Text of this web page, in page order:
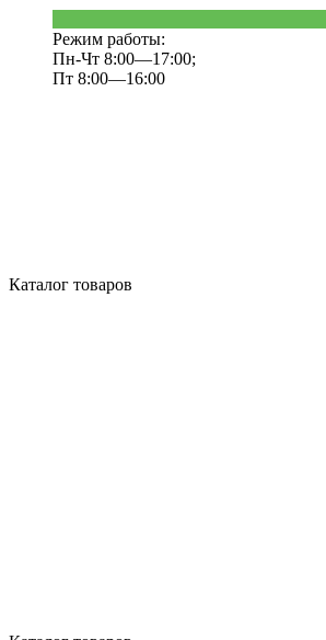
Режим работы:
Пн-Чт 8:00—17:00;
Пт 8:00—16:00
Каталог товаров